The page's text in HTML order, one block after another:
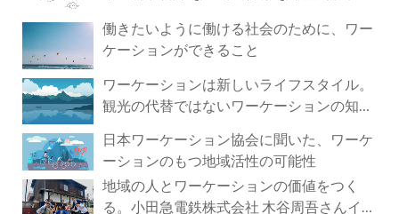
働きたいように働ける社会のために、ワー
ケーションができること
ワーケーションは新しいライフスタイル。
観光の代替ではないワーケーションの知ら
日本ワーケーション協会に聞いた、ワーケ
ーションのもつ地域活性の可能性
地域の人とワーケーションの価値をつく
る。小田急電鉄株式会社 木谷周吾さんイン